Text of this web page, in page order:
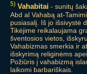
5) Vahabitai - sunitų
Abd al Vahabą at-
pusiasalį. Iš jo išsivystė
Tikėjime reikalaujama
šventosios vietos,
Vahabizmas smerkia ir
išskyrimą religinėms
Požiūris į vahabizmą
laikomi barbariškais.